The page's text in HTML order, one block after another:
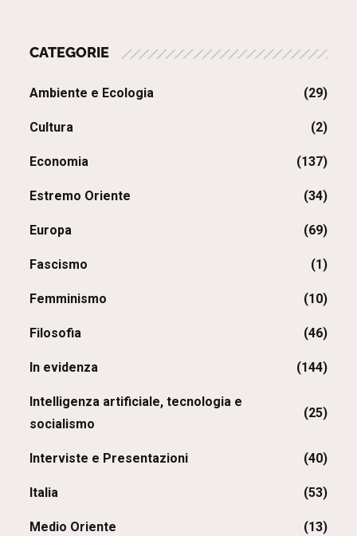
CATEGORIE
Ambiente e Ecologia (29)
Cultura (2)
Economia (137)
Estremo Oriente (34)
Europa (69)
Fascismo (1)
Femminismo (10)
Filosofia (46)
In evidenza (144)
Intelligenza artificiale, tecnologia e
socialismo
(25)
Interviste e Presentazioni (40)
Italia (53)
Medio Oriente (13)